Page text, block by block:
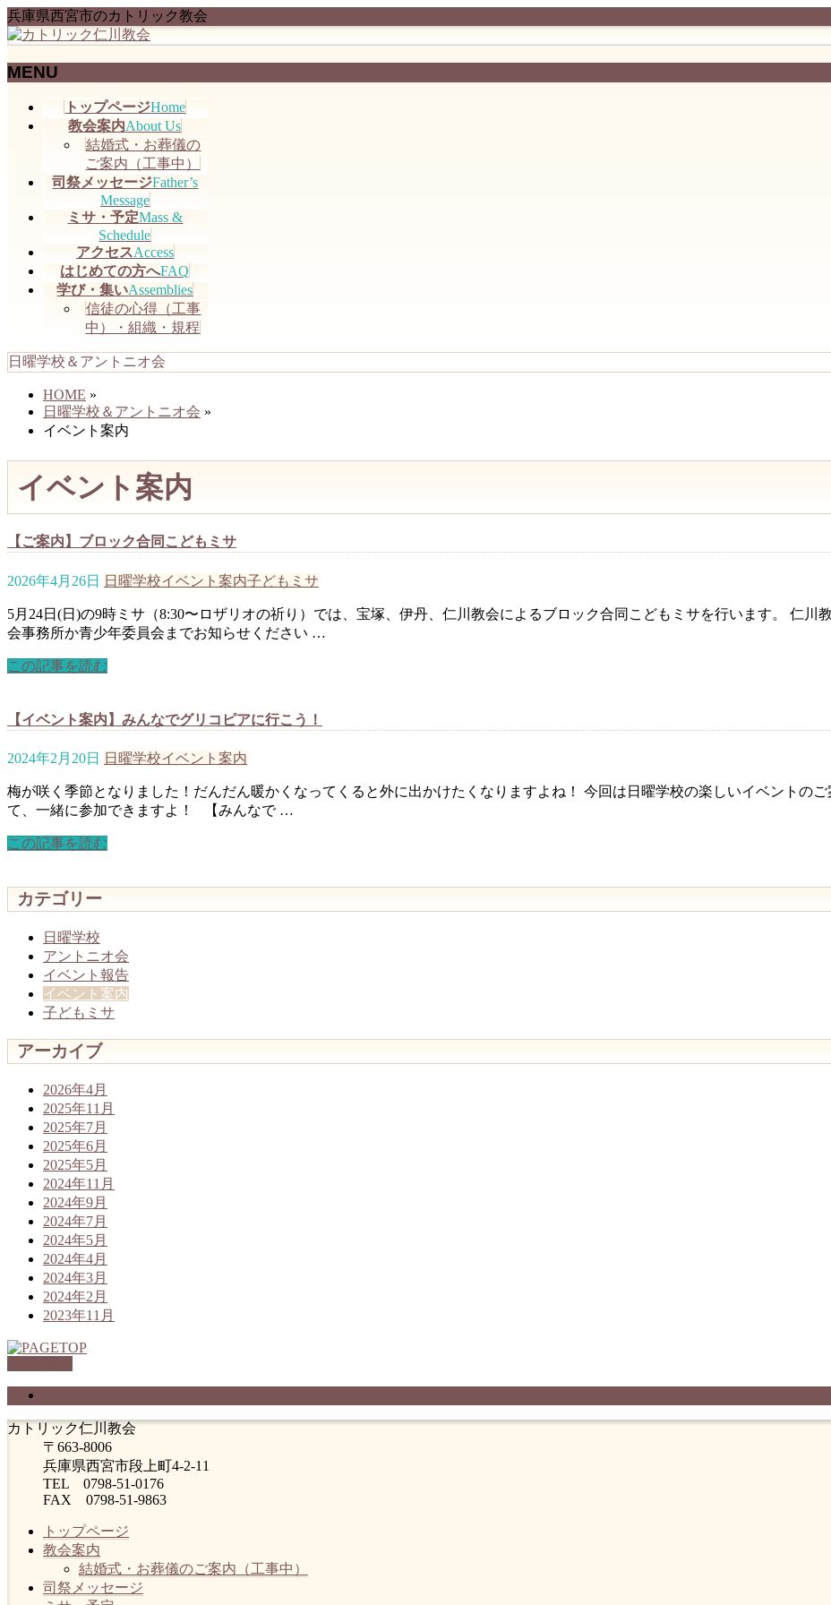
兵庫県西宮市のカトリック教会
MENU
トップページHome
教会案内About Us
結婚式・お葬儀の
ご案内（工事中）
司祭メッセージFather’s
Message
ミサ・予定Mass &
Schedule
アクセスAccess
はじめての方へFAQ
学び・集いAssemblies
信徒の心得（工事
中）・組織・規程
日曜学校＆アントニオ会
HOME »
日曜学校＆アントニオ会 »
イベント案内
イベント案内
【ご案内】ブロック合同こどもミサ
2026年4月26日 日曜学校イベント案内子どもミサ
5月24日(日)の9時ミサ（8:30〜ロザリオの祈り）では、宝塚、伊丹、仁川教会によるブロック合同こどもミサを行います。 仁
会事務所か青少年委員会までお知らせください …
この記事を読む
【イベント案内】みんなでグリコピアに行こう！
2024年2月20日 日曜学校イベント案内
梅が咲く季節となりました！だんだん暖かくなってくると外に出かけたくなりますよね！ 今回は日曜学校の楽しいイベントの
て、一緒に参加できますよ！ 【みんなで …
この記事を読む
カテゴリー
日曜学校
アントニオ会
イベント報告
イベント案内
子どもミサ
アーカイブ
2026年4月
2025年11月
2025年7月
2025年6月
2025年5月
2024年11月
2024年9月
2024年7月
2024年5月
2024年4月
2024年3月
2024年2月
2023年11月
カトリック仁川教会
〒663-8006
兵庫県西宮市段上町4-2-11
TEL 0798-51-0176
FAX 0798-51-9863
トップページ
教会案内
結婚式・お葬儀のご案内（工事中）
司祭メッセージ